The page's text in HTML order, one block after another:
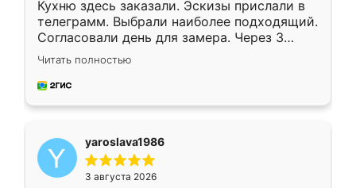
Кухню здесь заказали. Эскизы прислали в
телеграмм. Выбрали наиболее подходящий.
Согласовали день для замера. Через 3
недели кухня была уже готова. Остались
довольны работой. Спасибо Ренессанс
мебель за качественную работу!
Читать полностью
yaroslava1986
3 августа 2026